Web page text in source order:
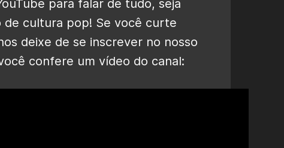
para falar de tudo, seja
de cultura pop! Se você curte
deixe de se inscrever no nosso
confere um vídeo do canal: